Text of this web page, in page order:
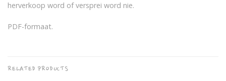
herverkoop word of versprei word nie.
PDF-formaat.
RELATED PRODUCTS